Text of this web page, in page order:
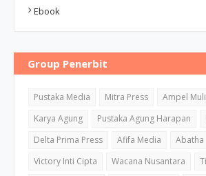
Ebook
Group Penerbit
Pustaka Media Mitra Press
Ampel
Karya Agung
Pustaka Agung Harapan
Delta Prima Press
Afifa Media
Abatha
Victory Inti Cipta
Wacana Nusantara